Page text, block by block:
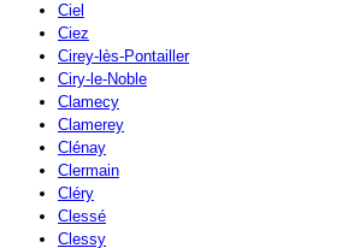
Ciel
Ciez
Cirey-lès-Pontailler
Ciry-le-Noble
Clamecy
Clamerey
Clénay
Clermain
Cléry
Clessé
Clessy